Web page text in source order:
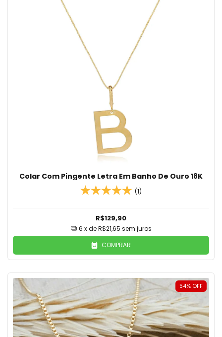
Colar Com Pingente Letra Em Banho De Ouro 18K
(1)
R$129,90
6 x deR$21,65 sem juros
COMPRAR
54% OFF